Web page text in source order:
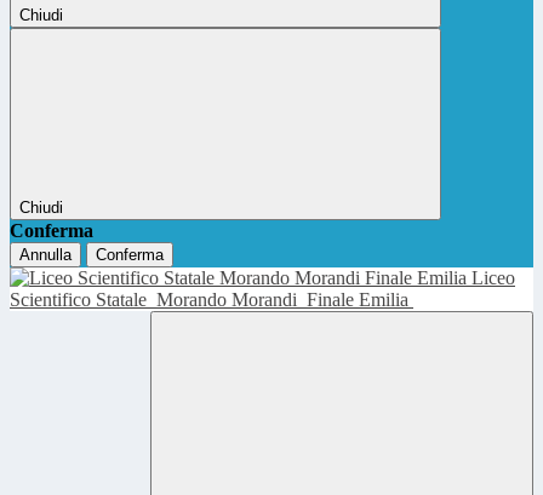
Chiudi
Chiudi
Conferma
Annulla Conferma
Liceo
Scientifico Statale Morando Morandi Finale Emilia